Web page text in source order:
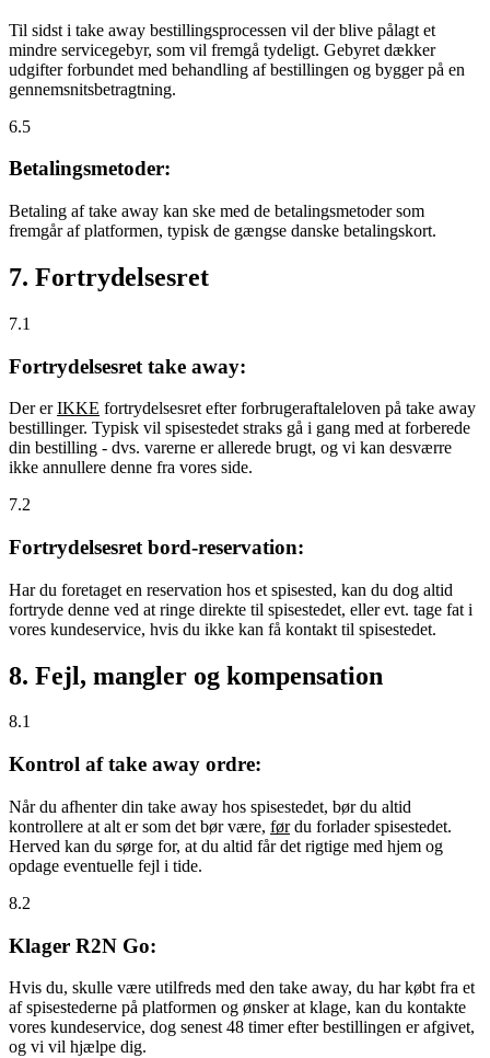
Til sidst i take away bestillingsprocessen vil der blive pålagt et
mindre servicegebyr, som vil fremgå tydeligt. Gebyret dækker
udgifter forbundet med behandling af bestillingen og bygger på en
gennemsnitsbetragtning.
6.5
Betalingsmetoder:
Betaling af take away kan ske med de betalingsmetoder som
fremgår af platformen, typisk de gængse danske betalingskort.
7. Fortrydelsesret
7.1
Fortrydelsesret take away:
Der erIKKE fortrydelsesret efter forbrugeraftaleloven på take away
bestillinger. Typisk vil spisestedet straks gå i gang med at forberede
din bestilling - dvs. varerne er allerede brugt, og vi kan desværre
ikke annullere denne fra vores side.
7.2
Fortrydelsesret bord-reservation:
Har du foretaget en reservation hos et spisested, kan du dog altid
fortryde denne ved at ringe direkte til spisestedet, eller evt. tage fat i
vores kundeservice, hvis du ikke kan få kontakt til spisestedet.
8. Fejl, mangler og kompensation
8.1
Kontrol af take away ordre:
Når du afhenter din take away hos spisestedet, bør du altid
kontrollere at alt er som det bør være, førdu forlader spisestedet.
Herved kan du sørge for, at du altid får det rigtige med hjem og
opdage eventuelle fejl i tide.
8.2
Klager R2N Go:
Hvis du, skulle være utilfreds med den take away, du har købt fra et
af spisestederne på platformen og ønsker at klage, kan du kontakte
vores kundeservice, dog senest 48 timer efter bestillingen er afgivet,
og vi vil hjælpe dig.